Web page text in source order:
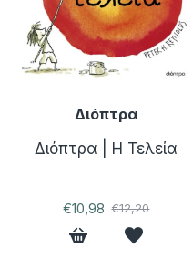
Διόπτρα
Διόπτρα | Η Τελεία
€10,98 €12,20